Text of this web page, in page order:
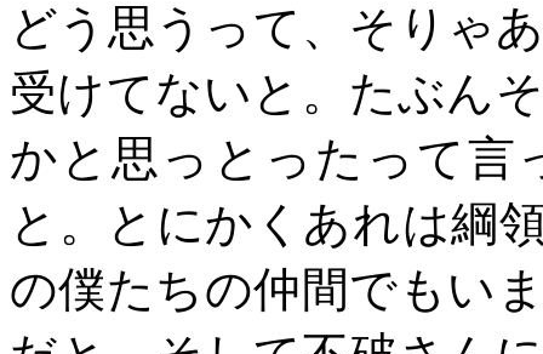
どう思うって、そりゃ
受けてないと。たぶん
かと思っとったって言
と。とにかくあれは綱
の僕たちの仲間でもい